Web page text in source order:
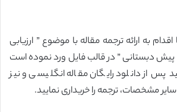
به ارائه ترجمه مقاله با موضوع ” ارزیابی
پیش دبستانی ” در قالب فایل ورد نموده است
پس از دانلود رایگان مقاله انگلیسی و نیز
مشخصات، ترجمه را خریداری نمایید.